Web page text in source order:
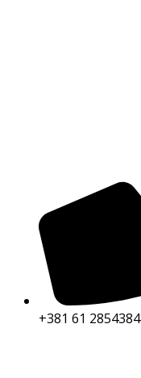
+381 61 2854384